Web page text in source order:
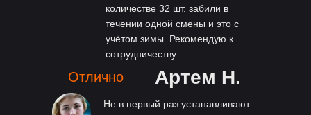
количестве 32 шт. забили в
течении одной смены и это с
учётом зимы. Рекомендую к
сотрудничеству.
Артем Н.
Отлично
Не в первый раз устанавливают